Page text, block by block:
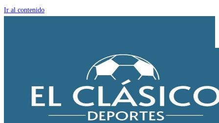
Ir al contenido